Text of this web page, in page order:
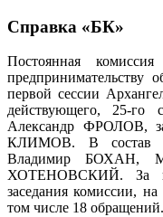
Справка «БК»
Постоянная
предпринимательству
первой сессии
действующего, 25-го
Александр ФРОЛОВ,
КЛИМОВ. В состав
Владимир БОХАН,
ХОТЕНОВСКИЙ. За
заседания комиссии,
том числе 18 обращений.